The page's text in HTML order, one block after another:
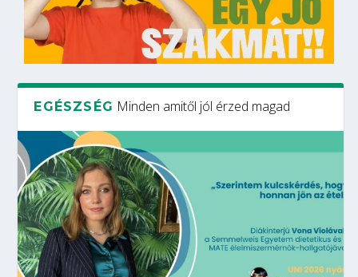
EGÉSZSÉG Minden amitől jól érzed magad